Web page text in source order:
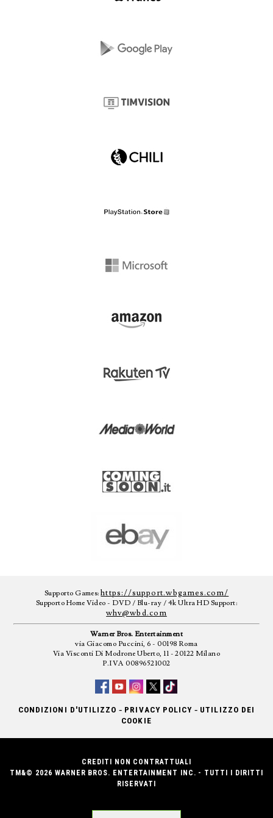
Supporto Games:https://support.wbgames.com/
Supporto Home Video - DVD / Blu-ray / 4k Ultra HD Support:
whv@wbd.com
Warner Bros. Entertainment
via Giacomo Puccini, 6 - 00198 Roma
Via Visconti Di Modrone Uberto, 11 - 20122 Milano
P.IVA 00896521002
CONDIZIONI D'UTILIZZO - PRIVACY POLICY - UTILIZZO DEI
COOKIE
CREDITI NON CONTRATTUALI
TM&© 2026 WARNER BROS. ENTERTAINMENT INC. - TUTTI I DIRITTI
RISERVATI